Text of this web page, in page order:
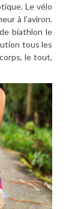
Le vélo
à l’aviron.
biathlon le
tous les
le tout,